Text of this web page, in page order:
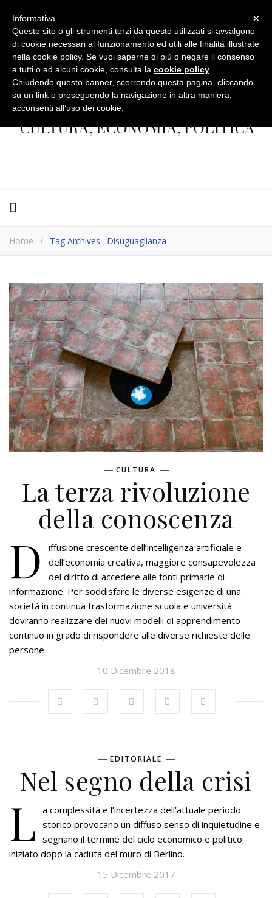
Home / Tag Archives: Disuguaglianza
CULTURA
La terza rivoluzione
della conoscenza
D
iffusione crescente dell’intelligenza artificiale e
dell’economia creativa, maggiore consapevolezza
del diritto di accedere alle fonti primarie di
informazione. Per soddisfare le diverse esigenze di una
società in continua trasformazione scuola e università
dovranno realizzare dei nuovi modelli di apprendimento
continuo in grado di rispondere alle diverse richieste delle
persone
10 Dicembre 2018
EDITORIALE
Nel segno della crisi
L a complessità e l’incertezza dell’attuale periodo
storico provocano un diffuso senso di inquietudine e
segnano il termine del ciclo economico e politico
iniziato dopo la caduta del muro di Berlino.
15 Dicembre 2017
×
Informativa
Questo sito o gli strumenti terzi da questo utilizzati si avvalgono
di cookie necessari al funzionamento ed utili alle finalità illustrate
nella cookie policy. Se vuoi saperne di più o negare il consenso
a tutti o ad alcuni cookie, consulta la cookie policy
Chiudendo questo banner, scorrendo questa pagina, cliccando
su un link o proseguendo la navigazione in altra maniera,
acconsenti all’uso dei cookie.